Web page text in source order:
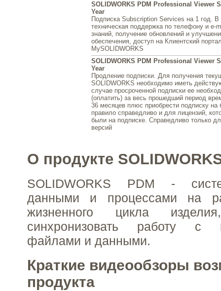
SOLIDWORKS PDM Professional Viewer
Year
Подписка Subscription Services на 1 год. В
техническая поддержка по телефону и e-
знаний, получение обновлений и
обеспечения, доступ на Клиентский
MySOLIDWORKS
SOLIDWORKS PDM Professional Viewer
Year
Продление подписки. Для получения
SOLIDWORKS необходимо иметь
случае просроченной подписки ее
(оплатить) за весь прошедший период
36 месяцев плюс приобрести подписку
правило справедливо и для лицензий,
были на подписке. Справедливо только
версий
О продукте
SOLIDWORKS PDM -
данными и процессами на
жизненного цикла
синхронизовать работу с
файлами и данными.
Краткие видеообзоры
продукта